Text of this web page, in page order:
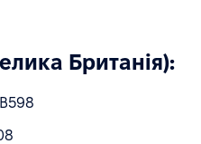
Британія):